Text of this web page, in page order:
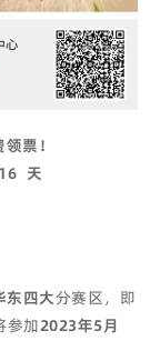
票！
16 天
东四大分赛区，即
参加2023年5月